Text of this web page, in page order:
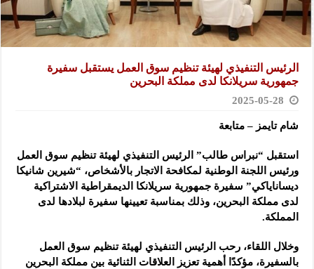
الرئيس التنفيذي لهيئة تنظيم سوق العمل يستقبل سفيرة
جمهورية سريلانكا لدى مملكة البحرين
2025-05-28
شام تايمز – متابعة
استقبل “نبراس طالب” الرئيس التنفيذي لهيئة تنظيم سوق العمل
ورئيس اللجنة الوطنية لمكافحة الاتجار بالأشخاص، “شيرين شانيكا
ديساناياكي” سفيرة جمهورية سريلانكا الديمقراطية الاشتراكية
لدى مملكة البحرين، وذلك بمناسبة تعيينها سفيرة لبلادها لدى
المملكة.
وخلال اللقاء، رحب الرئيس التنفيذي لهيئة تنظيم سوق العمل
بالسفيرة، مؤكدًا أهمية تعزيز العلاقات الثنائية بين مملكة البحرين